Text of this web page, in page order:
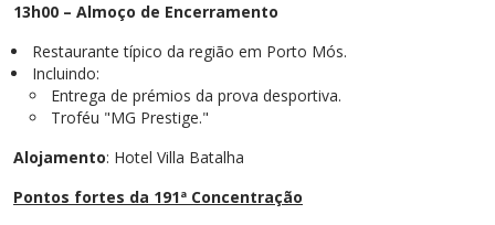
13h00 – Almoço de Encerramento
Restaurante típico da região em Porto Mós.
Incluindo:
Entrega de prémios da prova desportiva.
Troféu "MG Prestige."
Alojamento: Hotel Villa Batalha
Pontos fortes da 191ª Concentração